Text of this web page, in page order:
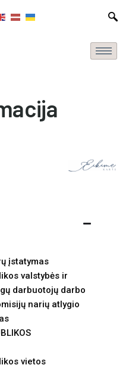
įstatymas
valstybės ir
darbuotojų darbo
narių atlygio
vietos